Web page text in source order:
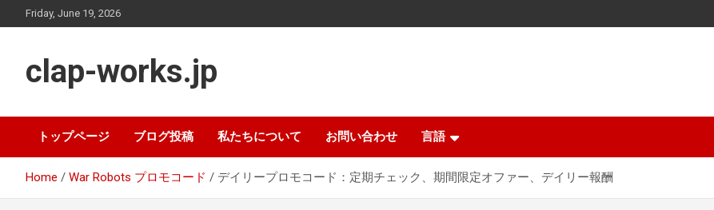
to
Friday, June 19, 2026
clap-works.jp
トップページ ブログ投稿 私たちについて お問い合わせ 言語
Home War Robots プロモコード デイリープロモコード：定期チェック、期間限定オファー、デイリー報酬